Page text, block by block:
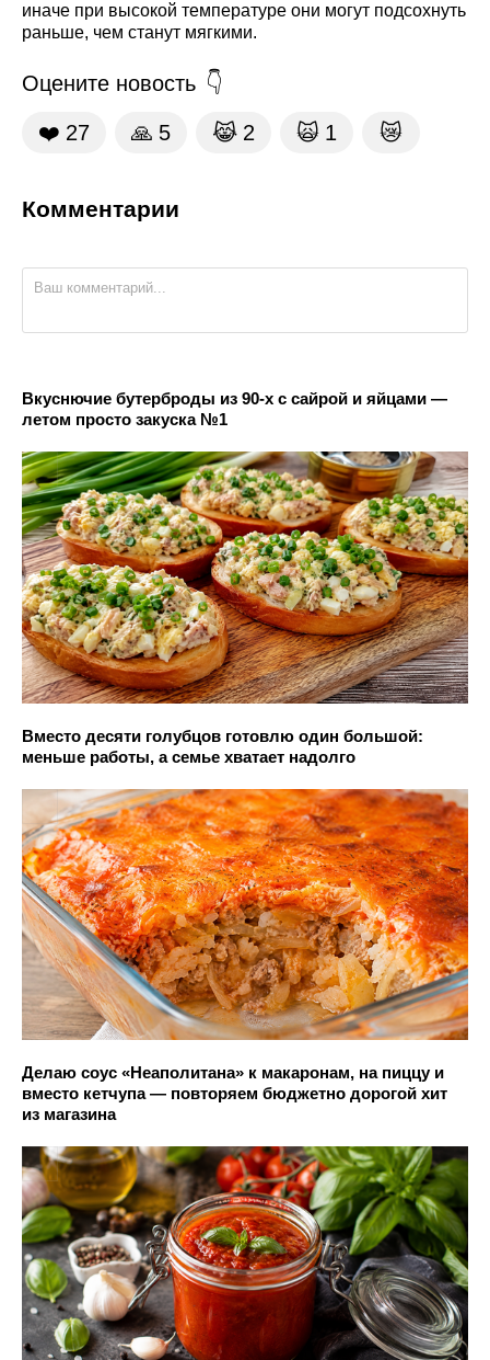
иначе при высокой температуре они могут подсохнуть
раньше, чем станут мягкими.
Оцените новость
❤️ 27 🙏 5 😹 2 🙀 1 😿
Комментарии
Вкуснючие бутерброды из 90-х с сайрой и яйцами —
летом просто закуска №1
Вместо десяти голубцов готовлю один большой:
меньше работы, а семье хватает надолго
Делаю соус «Неаполитана» к макаронам, на пиццу и
вместо кетчупа — повторяем бюджетно дорогой хит
из магазина